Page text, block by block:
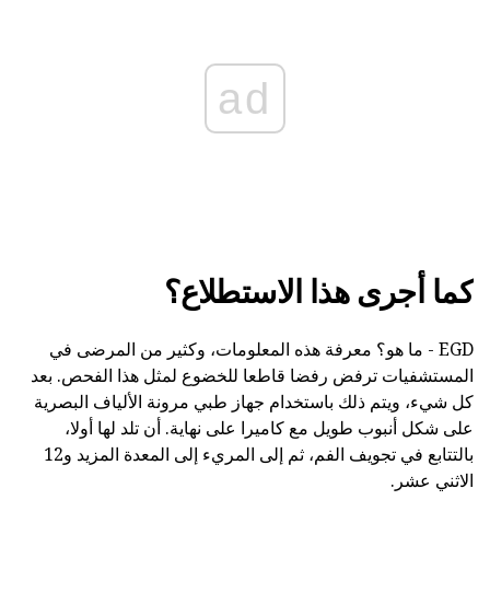
ad
كما أجرى هذا الاستطلاع؟
EGD - ما هو؟ معرفة هذه المعلومات، وكثير من المرضى في
المستشفيات ترفض رفضا قاطعا للخضوع لمثل هذا الفحص. بعد
كل شيء، ويتم ذلك باستخدام جهاز طبي مرونة الألياف البصرية
على شكل أنبوب طويل مع كاميرا على نهاية. أن تلد لها أولا،
بالتتابع في تجويف الفم، ثم إلى المريء إلى المعدة المزيد و12
الاثني عشر.